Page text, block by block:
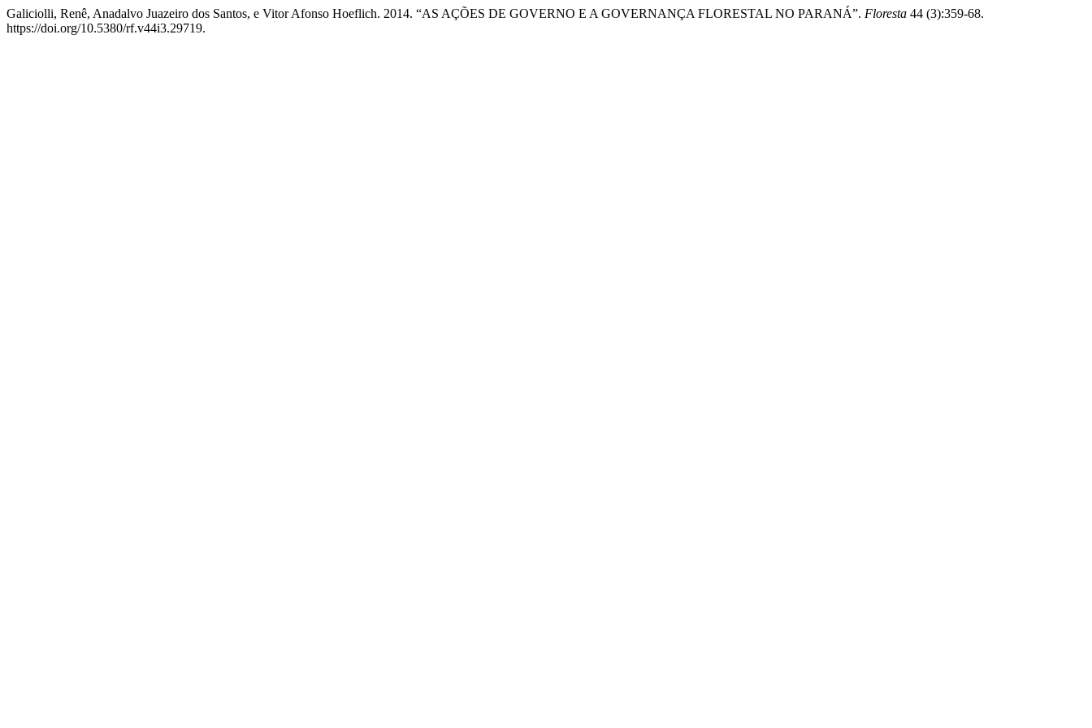
Galiciolli, Renê, Anadalvo Juazeiro dos Santos, e Vitor Afonso Hoeflich. 2014. “AS AÇÕES DE GOVERNO E A GOVERNANÇA FLORESTAL NO PARANÁ”. Floresta 44 (3):359-68.
https://doi.org/10.5380/rf.v44i3.29719.